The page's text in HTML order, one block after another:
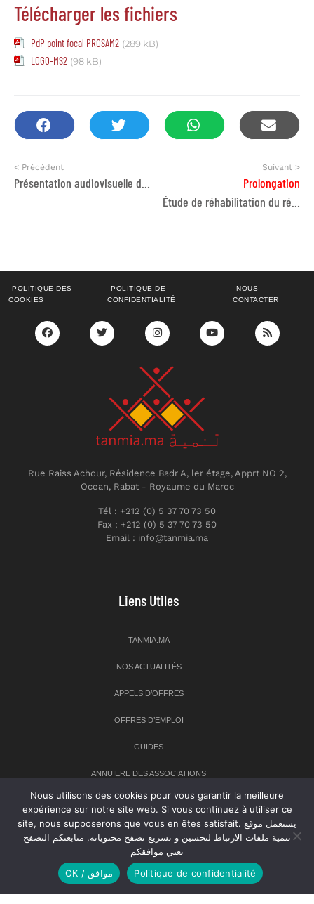
Télécharger les fichiers
PdP point focal PROSAM2 (289 kB)
LOGO-MS2 (98 kB)
< Précédent Suivant >
Prolongation
Étude de réhabilitation du réseau d’alimentation en eau du lac Dayet Aoua
POLITIQUE DES
COOKIES
POLITIQUE DE
CONFIDENTIALITÉ
NOUS
CONTACTER
Rue Raiss Achour, Résidence Badr A, ler étage, Apprt NO 2,
Ocean, Rabat - Royaume du Maroc
Tél : +212 (0) 5 37 70 73 50
Fax : +212 (0) 5 37 70 73 50
Email : info@tanmia.ma
Liens Utiles
TANMIA.MA
NOS ACTUALITÉS
APPELS D’OFFRES
OFFRES D’EMPLOI
GUIDES
ANNUIERE DES ASSOCIATIONS
Newsletter
Inscrivez-vous à notre newsletter pour recevoir les dernières
nouvelles sur TANMIA
Nous utilisons des cookies pour vous garantir la meilleure
expérience sur notre site web. Si vous continuez à utiliser ce
site, nous supposerons que vous en êtes satisfait. يستعمل موقع
تنمية ملفات الارتباط لتحسين و تسريع تصفح محتوياته, متابعتكم التصفح
يعني موافقكم
OK / موافق
Politique de confidentialité